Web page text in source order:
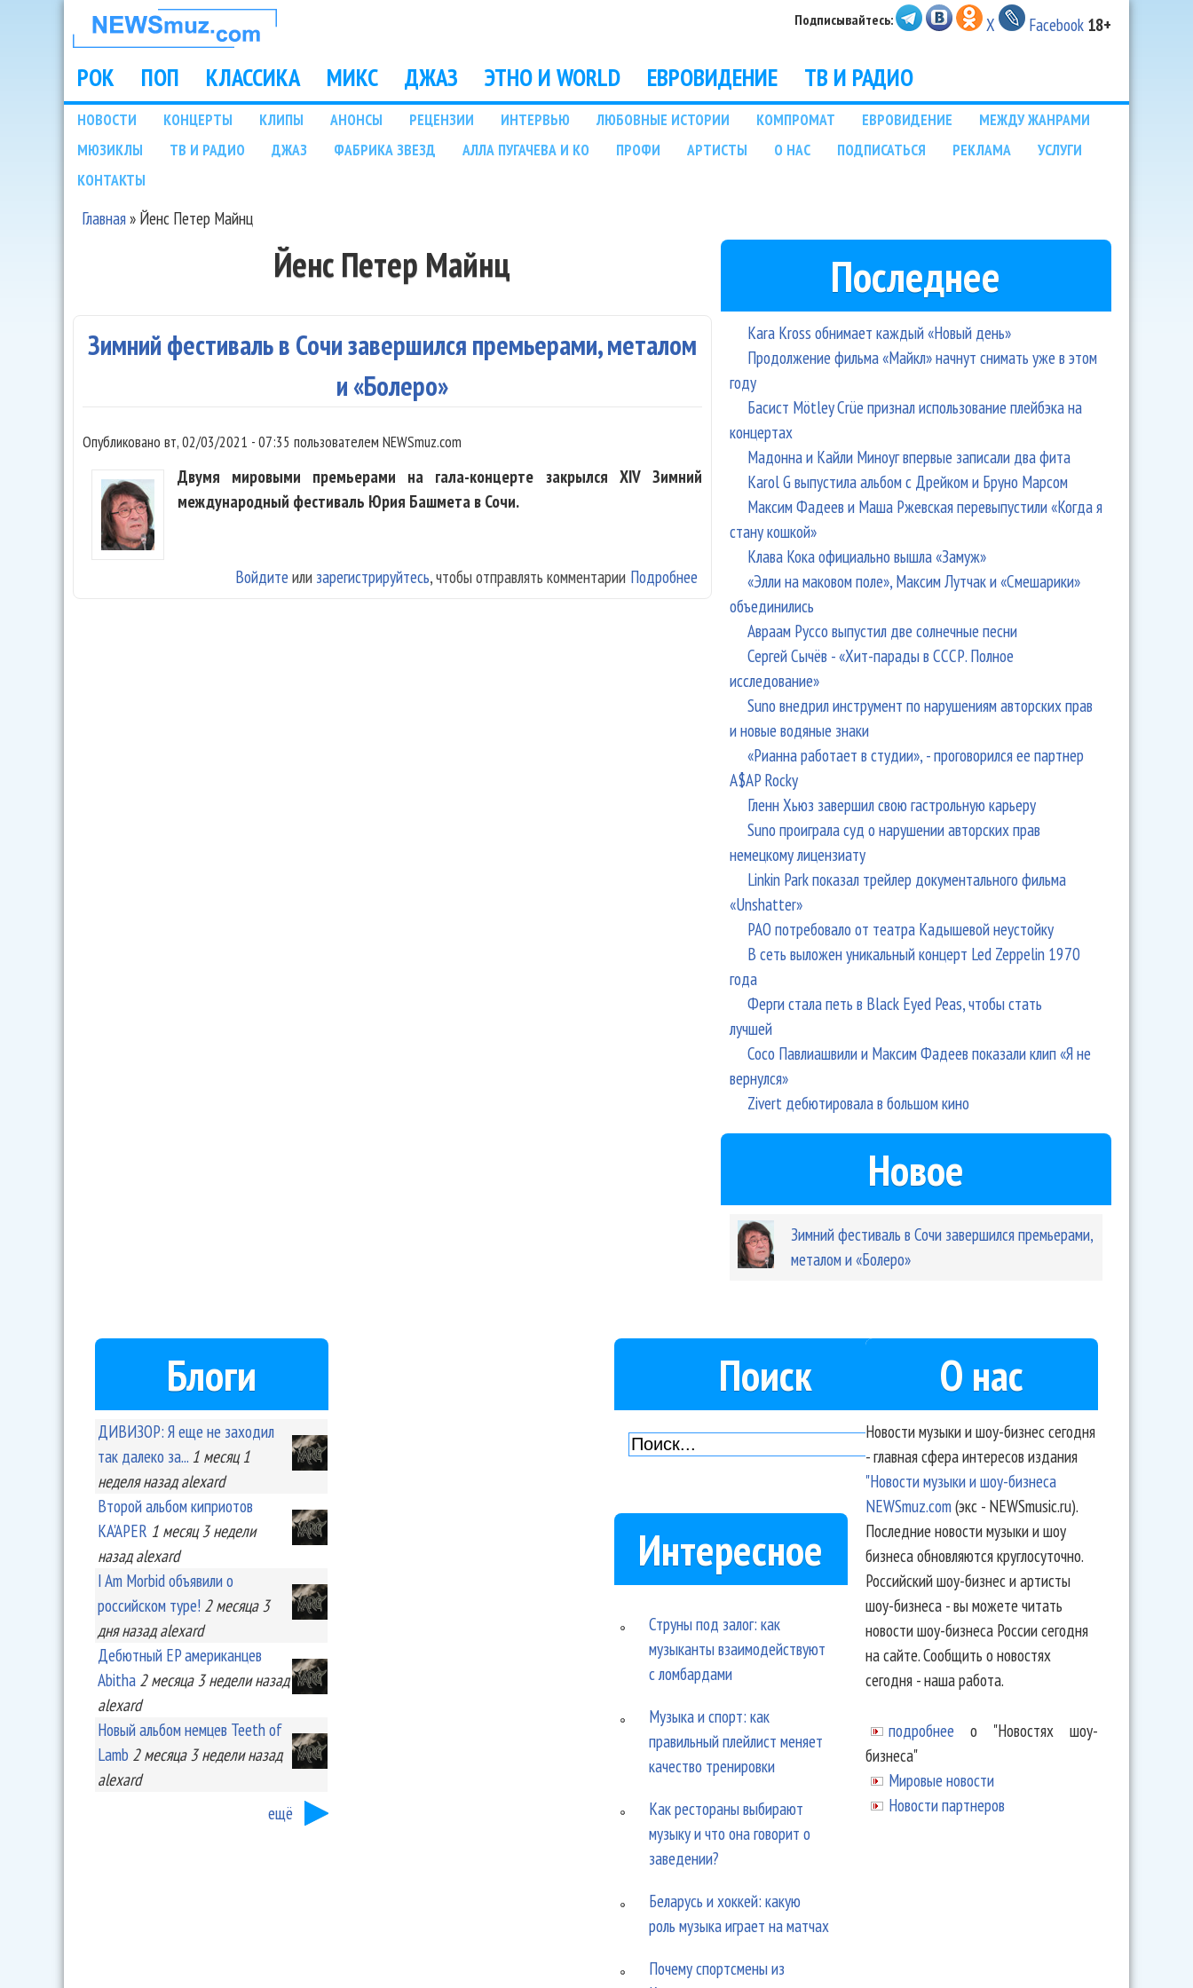
НОВОСТИ
МУЗЫКИ И
ШОУ БИЗНЕСА
NEWSMUZ.COM
Подписывайтесь: X Facebook 18+
Main menu
РОК ПОП КЛАССИКА МИКС ДЖАЗ ЭТНО И WORLD ЕВРОВИДЕНИЕ ТВ И РАДИО
Подразделы
НОВОСТИ КОНЦЕРТЫ КЛИПЫ АНОНСЫ РЕЦЕНЗИИ ИНТЕРВЬЮ ЛЮБОВНЫЕ ИСТОРИИ КОМПРОМАТ ЕВРОВИДЕНИЕ
МЕЖДУ ЖАНРАМИ
МЮЗИКЛЫ
ТВ И РАДИО ДЖАЗ ФАБРИКА ЗВЕЗД АЛЛА ПУГАЧЕВА И КО ПРОФИ АРТИСТЫ О НАС ПОДПИСАТЬСЯ РЕКЛАМА
УСЛУГИ
КОНТАКТЫ
Главная» Йенс Петер Майнц
Йенс Петер Майнц
Зимний фестиваль в Сочи завершился премьерами, металом
и «Болеро»
Опубликовано вт, 02/03/2021 - 07:35 пользователем NEWSmuz.com
Двумя мировыми премьерами на гала-концерте закрылся XIV Зимний
международный фестиваль Юрия Башмета в Сочи.
Подробнее о Зимний фестиваль в Сочи завершился премьерами, металом и
«Болеро»
Войдите или зарегистрируйтесь, чтобы отправлять комментарии
Последнее
Kara Kross обнимает каждый «Новый день»
Продолжение фильма «Майкл» начнут снимать уже в этом
году
Басист Mötley Crüe признал использование плейбэка на
концертах
Мадонна и Кайли Миноуг впервые записали два фита
Karol G выпустила альбом с Дрейком и Бруно Марсом
Максим Фадеев и Маша Ржевская перевыпустили «Когда я
стану кошкой»
Клава Кока официально вышла «Замуж»
«Элли на маковом поле», Максим Лутчак и «Смешарики»
объединились
Авраам Руссо выпустил две солнечные песни
Сергей Сычёв - «Хит-парады в СССР. Полное
исследование»
Suno внедрил инструмент по нарушениям авторских прав
и новые водяные знаки
«Рианна работает в студии», - проговорился ее партнер
A$AP Rocky
Гленн Хьюз завершил свою гастрольную карьеру
Suno проиграла суд о нарушении авторских прав
немецкому лицензиату
Linkin Park показал трейлер документального фильма
«Unshatter»
РАО потребовало от театра Кадышевой неустойку
В сеть выложен уникальный концерт Led Zeppelin 1970
года
Ферги стала петь в Black Eyed Peas, чтобы стать
лучшей
Сосо Павлиашвили и Максим Фадеев показали клип «Я не
вернулся»
Zivert дебютировала в большом кино
Новое
Зимний фестиваль в Сочи завершился премьерами,
металом и «Болеро»
Блоги
ДИВИЗОР: Я еще не заходил
так далеко за... 1 месяц 1
неделяназад alexard
Второй альбом киприотов
KA'APER 1 месяц 3 недели
назад alexard
I Am Morbid объявили о
российском туре! 2 месяца 3
дняназад alexard
Дебютный EP американцев
Abitha 2 месяца 3 неделиназад
alexard
Новый альбом немцев Teeth of
Lamb 2 месяца 3 неделиназад
alexard
ещё
Поиск
Интересное
Струны под залог: как
музыканты взаимодействуют
с ломбардами
Музыка и спорт: как
правильный плейлист меняет
качество тренировки
Как рестораны выбирают
музыку и что она говорит о
заведении?
Беларусь и хоккей: какую
роль музыка играет на матчах
Почему спортсмены из
О нас
Новости музыки и шоу-бизнес сегодня
- главная сфера интересов издания
"Новости музыки и шоу-бизнеса
NEWSmuz.com(экс - NEWSmusic.ru).
Последние новости музыки и шоу
бизнеса обновляются круглосуточно.
Российский шоу-бизнес и артисты
шоу-бизнеса - вы можете читать
новости шоу-бизнеса России сегодня
на сайте. Сообщить о новостях
сегодня - наша работа.
подробнее о "Новостях шоу-
бизнеса"
Мировые новости
Новости партнеров